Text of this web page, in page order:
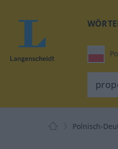
Polnisch-